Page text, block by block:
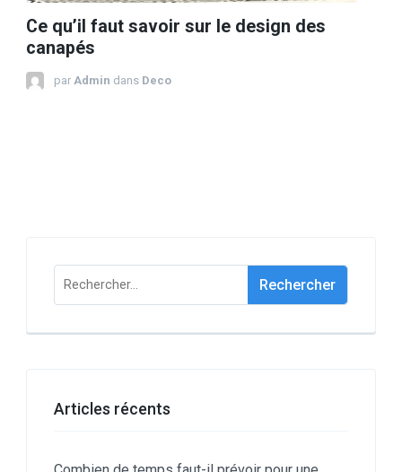
Ce qu’il faut savoir sur le design des
canapés
par Admin dans Deco
Rechercher :
Articles récents